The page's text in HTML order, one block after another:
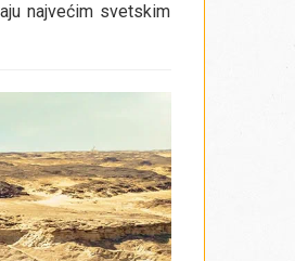
najvećim svetskim